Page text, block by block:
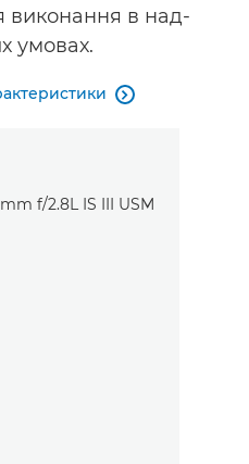
виконання в над-
умовах.
